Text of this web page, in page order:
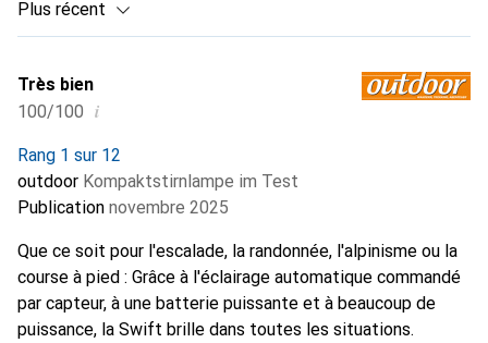
Plus récent
Très bien
100/100 i
Rang 1 sur 12
outdoor Kompaktstirnlampe im Test
Publication novembre 2025
Que ce soit pour l'escalade, la randonnée, l'alpinisme ou la
course à pied : Grâce à l'éclairage automatique commandé
par capteur, à une batterie puissante et à beaucoup de
puissance, la Swift brille dans toutes les situations.